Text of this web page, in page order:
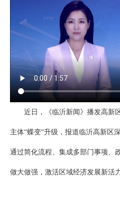
近日，《临沂新闻》播发高新
主体“蝶变“升级，报道临沂高新区
通过简化流程、集成多部门事项、
做大做强，激活区域经济发展新活力